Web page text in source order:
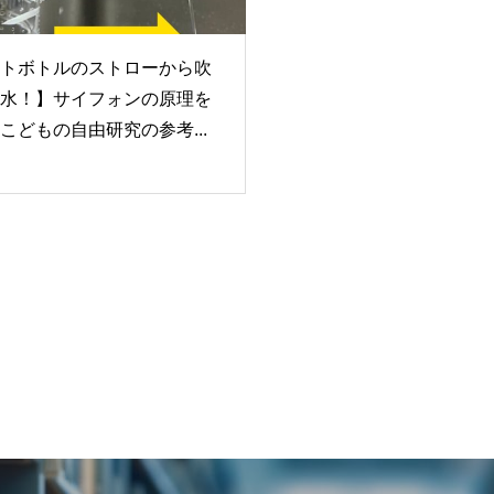
ボトルのストローから吹
！】サイフォンの原理を
どもの自由研究の参考...